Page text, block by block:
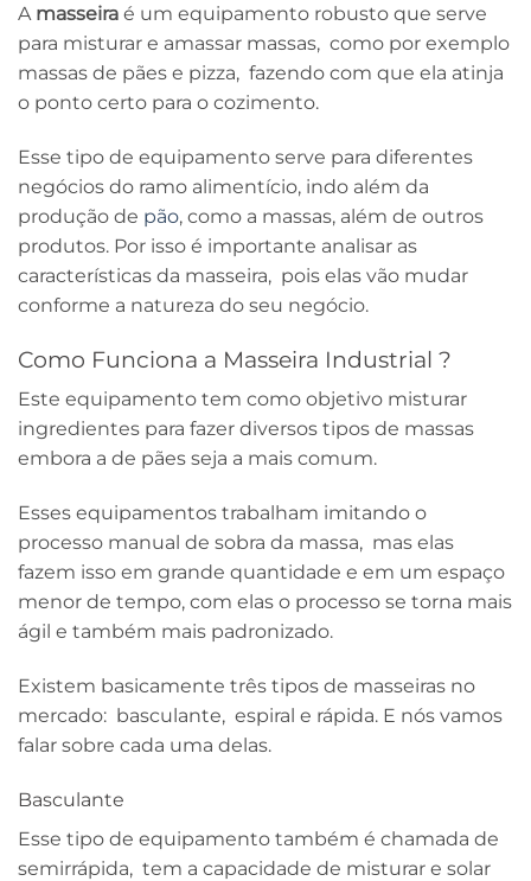
A masseira é um equipamento robusto que serve
para misturar e amassar massas, como por exemplo
massas de pães e pizza, fazendo com que ela atinja
o ponto certo para o cozimento.
Esse tipo de equipamento serve para diferentes
negócios do ramo alimentício, indo além da
produção de pão, como a massas, além de outros
produtos. Por isso é importante analisar as
características da masseira, pois elas vão mudar
conforme a natureza do seu negócio.
Como Funciona a Masseira Industrial ?
Este equipamento tem como objetivo misturar
ingredientes para fazer diversos tipos de massas
embora a de pães seja a mais comum.
Esses equipamentos trabalham imitando o
processo manual de sobra da massa, mas elas
fazem isso em grande quantidade e em um espaço
menor de tempo, com elas o processo se torna mais
ágil e também mais padronizado.
Existem basicamente três tipos de masseiras no
mercado: basculante, espiral e rápida. E nós vamos
falar sobre cada uma delas.
Basculante
Esse tipo de equipamento também é chamada de
semirrápida, tem a capacidade de misturar e solar